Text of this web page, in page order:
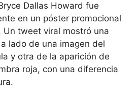
Dallas Howard fue
en un póster promocional
Un tweet viral mostró una
lado de una imagen del
y otra de la aparición de
roja, con una diferencia